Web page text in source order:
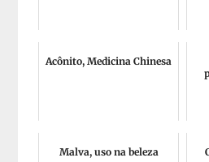
Acônito, Medicina Chinesa
Malva, uso na beleza